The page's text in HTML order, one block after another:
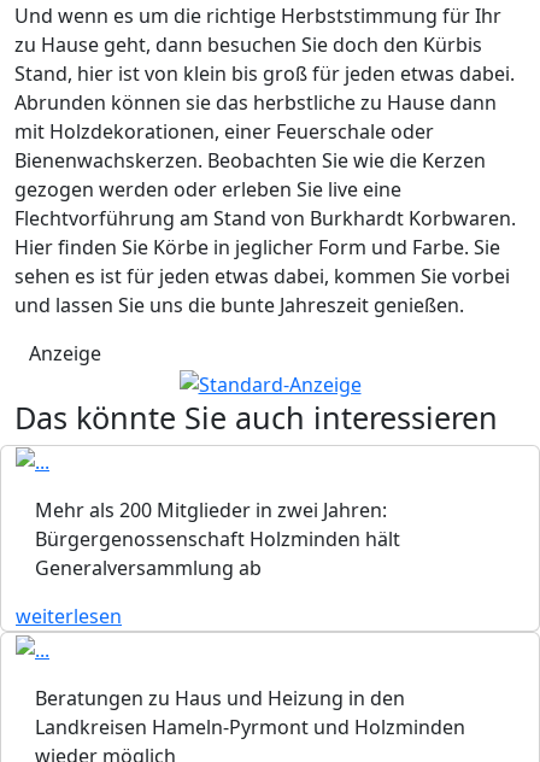
Und wenn es um die richtige Herbststimmung für Ihr
zu Hause geht, dann besuchen Sie doch den Kürbis
Stand, hier ist von klein bis groß für jeden etwas dabei.
Abrunden können sie das herbstliche zu Hause dann
mit Holzdekorationen, einer Feuerschale oder
Bienenwachskerzen. Beobachten Sie wie die Kerzen
gezogen werden oder erleben Sie live eine
Flechtvorführung am Stand von Burkhardt Korbwaren.
Hier finden Sie Körbe in jeglicher Form und Farbe. Sie
sehen es ist für jeden etwas dabei, kommen Sie vorbei
und lassen Sie uns die bunte Jahreszeit genießen.
Anzeige
Das könnte Sie auch interessieren
Mehr als 200 Mitglieder in zwei Jahren:
Bürgergenossenschaft Holzminden hält
Generalversammlung ab
weiterlesen
Beratungen zu Haus und Heizung in den
Landkreisen Hameln-Pyrmont und Holzminden
wieder möglich